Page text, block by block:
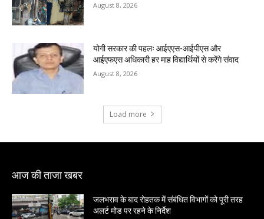
August 8, 2026
योगी सरकार की पहलः आईएएस-आईपीएस और
आईएफएस अधिकारी हर माह विद्यार्थियों से करेंगे संवाद
August 8, 2026
Load more
आज की ताजा खबर
जलभराव के बाद रोहतक में संबंधित विभागों को पूरी तरह
अलर्ट मोड पर रहने के निर्देश